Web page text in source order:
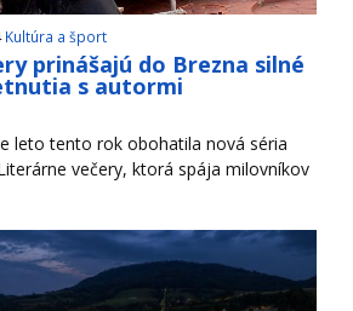
Kultúra a šport
prinášajú do Brezna silné
s autormi
leto tento rok obohatila nová séria
večery, ktorá spája milovníkov